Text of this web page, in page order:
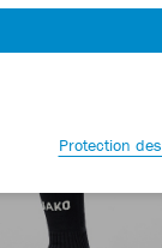
Protection